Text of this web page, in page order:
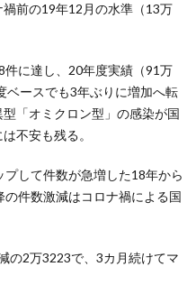
前の19年12月の水準（13万
に達し、20年度実績（91万
ベースでも3年ぶりに増加へ転
「オミクロン型」の感染が国
不安も残る。
して件数が急増した18年から
件数激減はコロナ禍による国
の2万3223で、3カ月続けてマ